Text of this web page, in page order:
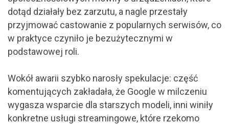
dotąd działały bez zarzutu, a nagle przestały
przyjmować castowanie z popularnych serwisów, co
w praktyce czyniło je bezużytecznymi w
podstawowej roli.
Wokół awarii szybko narosły spekulacje: część
komentujących zakładała, że Google w milczeniu
wygasza wsparcie dla starszych modeli, inni winiły
konkretne usługi streamingowe, które rzekomo